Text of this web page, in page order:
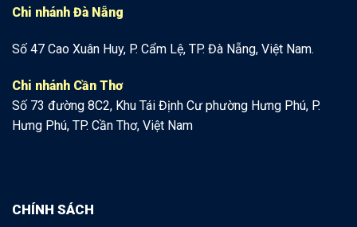
Chi nhánh Đà Nẵng
Số 47 Cao Xuân Huy, P. Cẩm Lệ, TP. Đà Nẵng, Việt Nam.
Chi nhánh Cần Thơ
Số 73 đường 8C2, Khu Tái Định Cư phường Hưng Phú, P.
Hưng Phú, TP. Cần Thơ, Việt Nam
CHÍNH SÁCH